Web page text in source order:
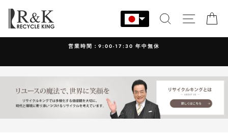
ン
す
検索 サイト
営業時間：9:00-17:30 年中無休